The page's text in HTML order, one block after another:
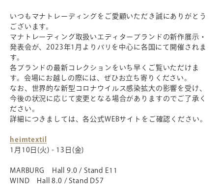
いつもマナトレーディングをご愛顧いただき誠にありがとう
ございます。
マナトレーディング取扱いエディターブランドの新作展示・
発表会が、2023年1月よりパリを中心に各国にて開催されま
す。
各ブランドの最新コレクションをいち早くご覧いただけま
す。会場にお越しの際には、ぜひお立ち寄りください。
なお、世界的な新型コロナウイルス感染拡大の影響を受け、
今後の状況に応じて変更となる場合がありますのでご了承く
ださい。
詳細につきましては、各公式WEBサイトをご確認ください。
heimtextil
1月10日(火) - 13日(金)
MARBURG Hall 9.0 / Stand E11
WIND Hall 8.0 / Stand D57